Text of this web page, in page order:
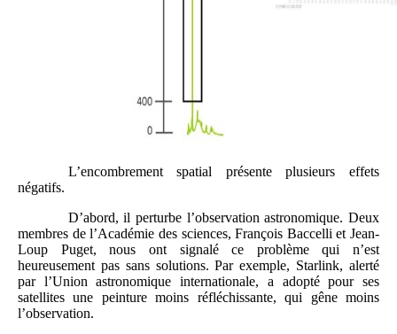
L’encombrement spatial présente plusieurs effets
négatifs.
D’abord, il perturbe l’observation astronomique. Deux
membres de l’Académie des sciences, François Baccelli et Jean-
Loup Puget, nous ont signalé ce problème qui n’est
heureusement pas sans solutions. Par exemple, Starlink, alerté
par l’Union astronomique internationale, a adopté pour ses
satellites une peinture moins réfléchissante, qui gêne moins
l’observation.